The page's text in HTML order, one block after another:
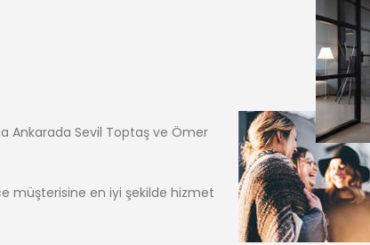
Ankarada Sevil Toptaş ve Ömer
müşterisine en iyi şekilde hizmet